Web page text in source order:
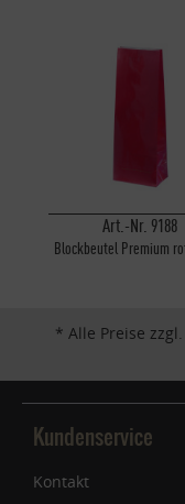
Art.-Nr. 9188
Blockbeutel Premium
* Alle Preise
Kundenservice
Kontakt